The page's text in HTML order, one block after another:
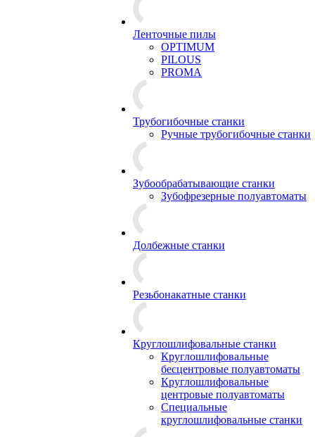
Ленточные пилы
OPTIMUM
PILOUS
PROMA
Трубогибочные станки
Ручные трубогибочные станки
Зубообрабатывающие станки
Зубофрезерные полуавтоматы
Долбежные станки
Резьбонакатные станки
Круглошлифовальные станки
Круглошлифовальные
бесцентровые полуавтоматы
Круглошлифовальные
центровые полуавтоматы
Специальные
круглошлифовальные станки